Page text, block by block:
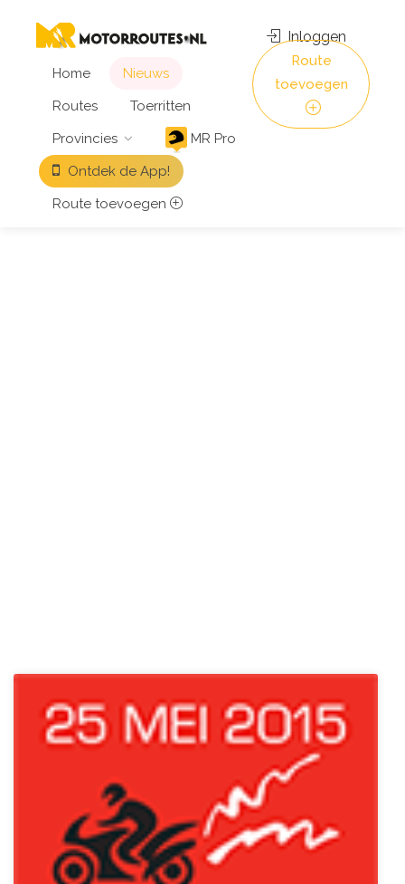
Home
Nieuws
Routes
Toerritten
Provincies
MR Pro
Ontdek de App!
Route toevoegen
Inloggen
Route
toevoegen